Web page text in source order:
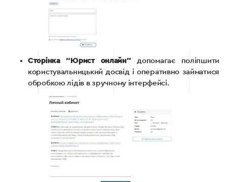
Сторінка “Юрист онлайн” допомагає поліпшити
користувальницький досвід і оперативно займатися
обробкою лідів в зручному інтерфейсі.